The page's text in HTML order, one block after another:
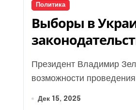
Политика
Выборы в
Президент Владимир Зеленский поручил депутатам подготовить законопроект о
возможности
Дек 15, 2025